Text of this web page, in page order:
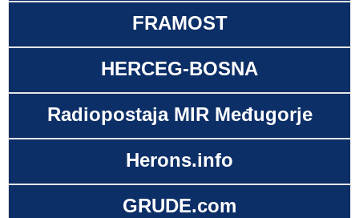
FRAMOST
HERCEG-BOSNA
Radiopostaja MIR Međugorje
Herons.info
GRUDE.com